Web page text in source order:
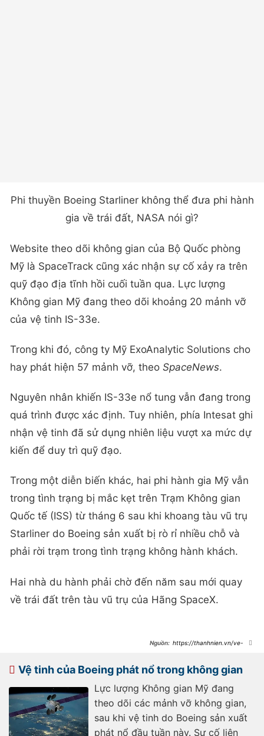
Phi thuyền Boeing Starliner không thể đưa phi hành
gia về trái đất, NASA nói gì?
Website theo dõi không gian của Bộ Quốc phòng
Mỹ là SpaceTrack cũng xác nhận sự cố xảy ra trên
quỹ đạo địa tĩnh hồi cuối tuần qua. Lực lượng
Không gian Mỹ đang theo dõi khoảng 20 mảnh vỡ
của vệ tinh IS-33e.
Trong khi đó, công ty Mỹ ExoAnalytic Solutions cho
hay phát hiện 57 mảnh vỡ, theo SpaceNews.
Nguyên nhân khiến IS-33e nổ tung vẫn đang trong
quá trình được xác định. Tuy nhiên, phía Intesat ghi
nhận vệ tinh đã sử dụng nhiên liệu vượt xa mức dự
kiến để duy trì quỹ đạo.
Trong một diễn biến khác, hai phi hành gia Mỹ vẫn
trong tình trạng bị mắc kẹt trên Trạm Không gian
Quốc tế (ISS) từ tháng 6 sau khi khoang tàu vũ trụ
Starliner do Boeing sản xuất bị rò rỉ nhiều chỗ và
phải rời trạm trong tình trạng không hành khách.
Hai nhà du hành phải chờ đến năm sau mới quay
về trái đất trên tàu vũ trụ của Hãng SpaceX.
https://thanhnien.vn/ve-
185241023144720882.htm
Vệ tinh của Boeing phát nổ trong không gian
Lực lượng Không gian Mỹ đang
theo dõi các mảnh vỡ không gian,
sau khi vệ tinh do Boeing sản xuất
phát nổ đầu tuần này. Sự cố liên